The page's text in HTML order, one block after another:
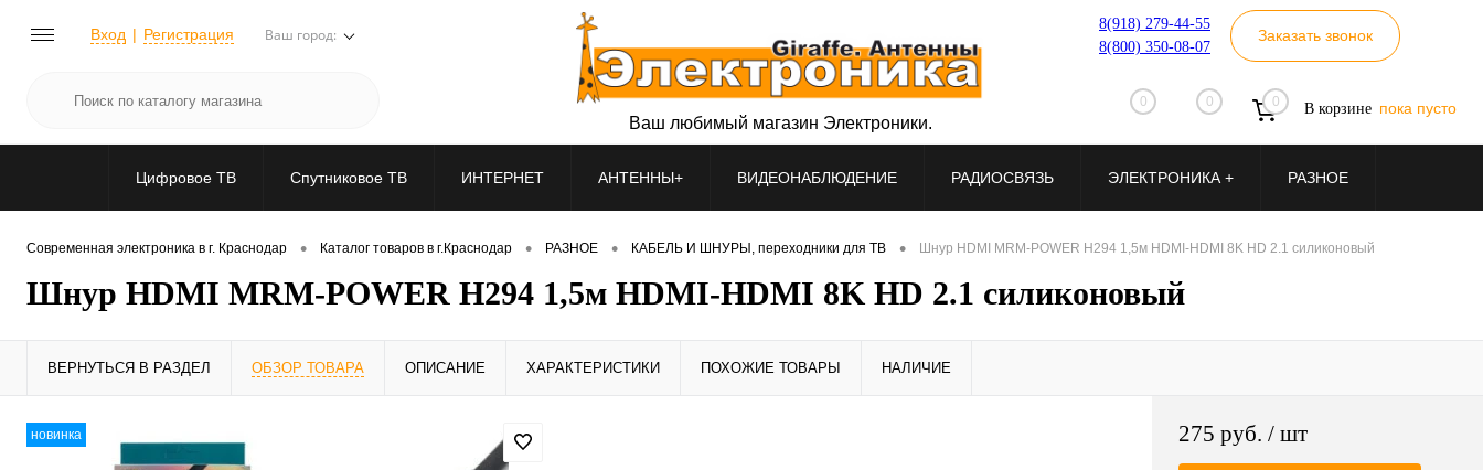
Вход Регистрация Ваш город:
8(918) 279-44-55
8(800) 350-08-07
Заказать звонок
0 0 0 В корзине пока пусто
Ваш любимый магазин Электроники.
Цифровое ТВ Спутниковое ТВ ИНТЕРНЕТ АНТЕННЫ+ ВИДЕОНАБЛЮДЕНИЕ РАДИОСВЯЗЬ ЭЛЕКТРОНИКА + РАЗНОЕ
Современная электроника в г. Краснодар • Каталог товаров в г.Краснодар • РАЗНОЕ • КАБЕЛЬ И ШНУРЫ, переходники для ТВ • Шнур HDMI MRM-POWER H294 1,5м HDMI-HDMI 8K HD 2.1 силиконовый
Шнур HDMI MRM-POWER H294 1,5м HDMI-HDMI 8K HD 2.1 силиконовый
ВЕРНУТЬСЯ В РАЗДЕЛ ОБЗОР ТОВАРА ОПИСАНИЕ ХАРАКТЕРИСТИКИ ПОХОЖИЕ ТОВАРЫ НАЛИЧИЕ
новинка 275 руб. / шт